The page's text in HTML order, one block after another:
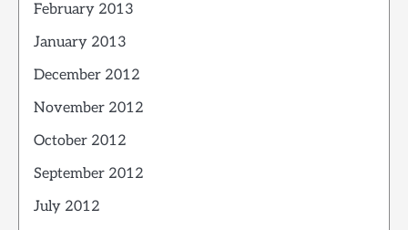
February 2013
January 2013
December 2012
November 2012
October 2012
September 2012
July 2012